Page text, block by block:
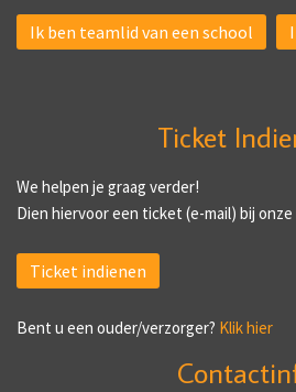
Ik ben teamlid van een school
Ticket
We helpen je graag verder!
Dien hiervoor een ticket (e-mail) bij onze
Ticket indienen
Bent u een ouder/verzorger? Klik hier